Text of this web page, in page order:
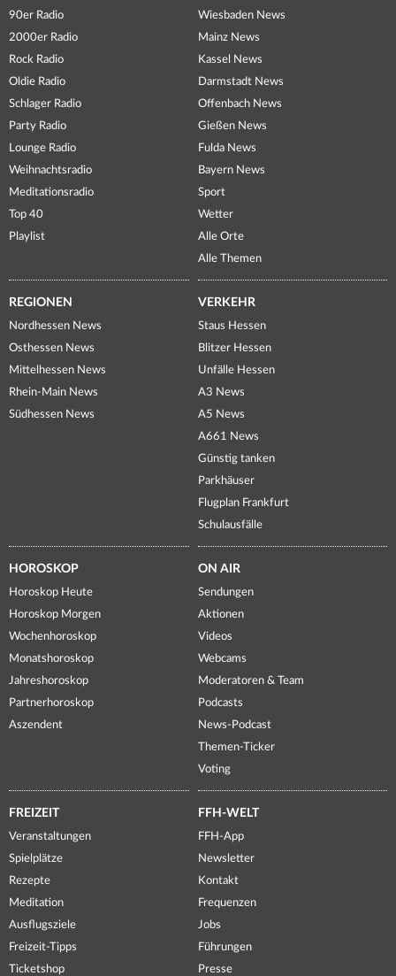
90er Radio
2000er Radio
Rock Radio
Oldie Radio
Schlager Radio
Party Radio
Lounge Radio
Weihnachtsradio
Meditationsradio
Top 40
Playlist
Wiesbaden News
Mainz News
Kassel News
Darmstadt News
Offenbach News
Gießen News
Fulda News
Bayern News
Sport
Wetter
Alle Orte
Alle Themen
REGIONEN
Nordhessen News
Osthessen News
Mittelhessen News
Rhein-Main News
Südhessen News
VERKEHR
Staus Hessen
Blitzer Hessen
Unfälle Hessen
A3 News
A5 News
A661 News
Günstig tanken
Parkhäuser
Flugplan Frankfurt
Schulausfälle
HOROSKOP
Horoskop Heute
Horoskop Morgen
Wochenhoroskop
Monatshoroskop
Jahreshoroskop
Partnerhoroskop
Aszendent
ON AIR
Sendungen
Aktionen
Videos
Webcams
Moderatoren & Team
Podcasts
News-Podcast
Themen-Ticker
Voting
FREIZEIT
Veranstaltungen
Spielplätze
Rezepte
Meditation
Ausflugsziele
Freizeit-Tipps
Ticketshop
FFH-WELT
FFH-App
Newsletter
Kontakt
Frequenzen
Jobs
Führungen
Presse